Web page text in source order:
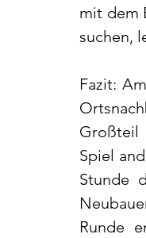
mit dem
suchen,
Fazit:
Großteil
Spiel
Stunde
Runde